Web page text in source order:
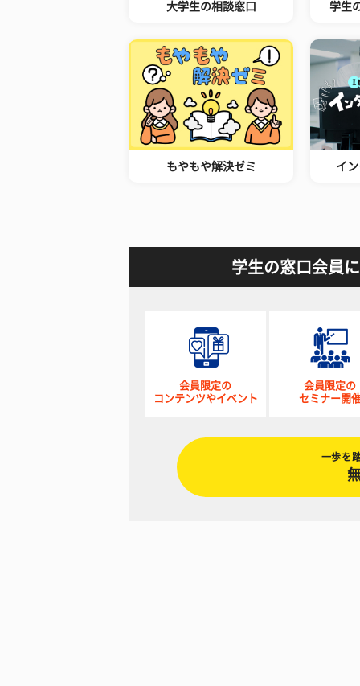
大学生の相談窓口 学生
もやもや解決ゼミ イ
学生の窓口会員
会員限定の
コンテンツやイベント
会員限定の
セミナー開
一歩を